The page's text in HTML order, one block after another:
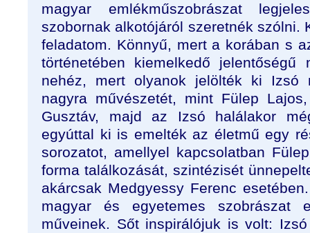
magyar emlékműszobrászat
szobornak alkotójáról szeretnék szólni.
feladatom. Könnyű, mert a korában s
történetében kiemelkedő jelentőségű
nehéz, mert olyanok jelölték ki Izsó
nagyra művészetét, mint Fülep
Gusztáv, majd az Izsó halálakor
egyúttal ki is emelték az életmű egy
sorozatot, amellyel kapcsolatban
forma találkozását, szintézisét
akárcsak Medgyessy Ferenc
magyar és egyetemes szobrászat
műveinek. Sőt inspirálójuk is volt: